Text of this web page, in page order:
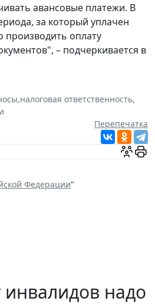
авансовые платежи. В
за который уплачен
производить оплату
– подчеркивается в
,налоговая ответственность,
Перепечатка
Федерации"
надо